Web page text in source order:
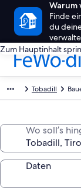
Warum
Finde
du
Zum Hauptinhalt
Tobadill
Wo soll’s
Daten